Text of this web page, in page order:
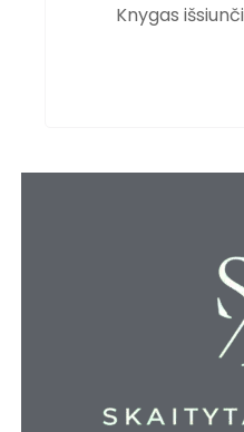
Knygas